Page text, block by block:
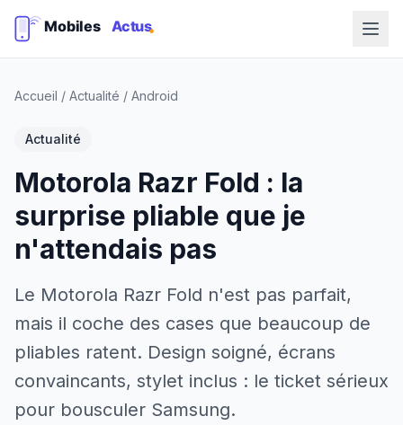
Accueil / Actualité / Android
Actualité
Motorola Razr Fold : la
surprise pliable que je
n'attendais pas
Le Motorola Razr Fold n'est pas parfait,
mais il coche des cases que beaucoup de
pliables ratent. Design soigné, écrans
convaincants, stylet inclus : le ticket sérieux
pour bousculer Samsung.